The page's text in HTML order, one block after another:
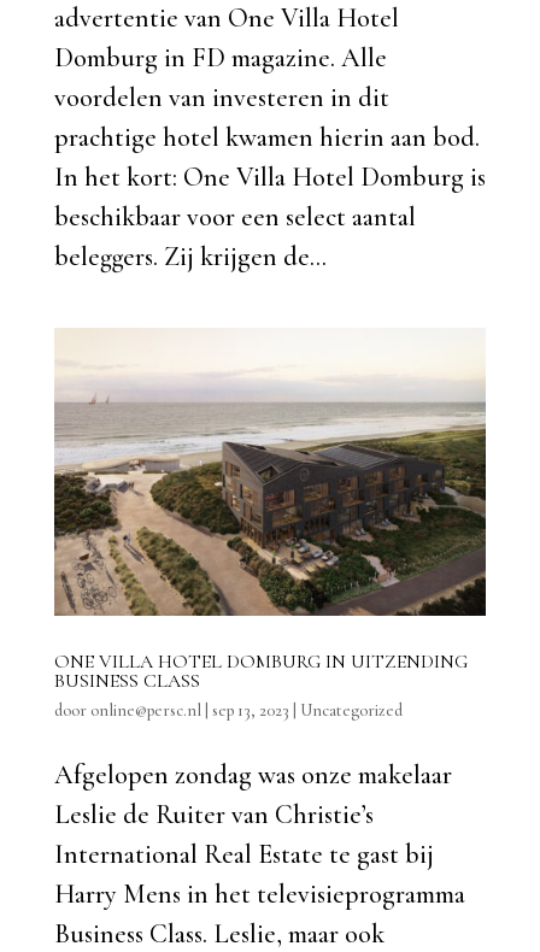
advertentie van One Villa Hotel
Domburg in FD magazine. Alle
voordelen van investeren in dit
prachtige hotel kwamen hierin aan bod.
In het kort: One Villa Hotel Domburg is
beschikbaar voor een select aantal
beleggers. Zij krijgen de...
ONE VILLA HOTEL DOMBURG IN UITZENDING
BUSINESS CLASS
door online@persc.nl| sep 13, 2023 Uncategorized
Afgelopen zondag was onze makelaar
Leslie de Ruiter van Christie’s
International Real Estate te gast bij
Harry Mens in het televisieprogramma
Business Class. Leslie, maar ook